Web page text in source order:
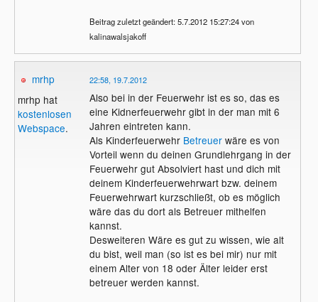
Beitrag zuletzt geändert: 5.7.2012 15:27:24 von
kalinawalsjakoff
mrhp
mrhp hat
kostenlosen
Webspace.
22:58, 19.7.2012
Also bei in der Feuerwehr ist es so, das es
eine Kidnerfeuerwehr gibt in der man mit 6
Jahren eintreten kann.
Als Kinderfeuerwehr Betreuerwäre es von
Vorteil wenn du deinen Grundlehrgang in der
Feuerwehr gut Absolviert hast und dich mit
deinem Kinderfeuerwehrwart bzw. deinem
Feuerwehrwart kurzschließt, ob es möglich
wäre das du dort als Betreuer mithelfen
kannst.
Desweiteren Wäre es gut zu wissen, wie alt
du bist, weil man (so ist es bei mir) nur mit
einem Alter von 18 oder Älter leider erst
betreuer werden kannst.